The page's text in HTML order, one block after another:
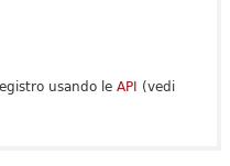
usando le API (vedi